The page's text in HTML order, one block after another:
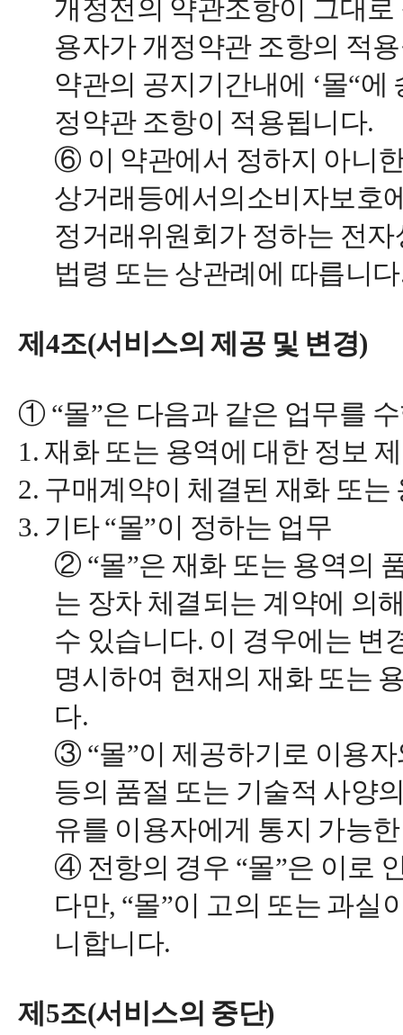
개정전의 약관조항이 그대
용자가 개정약관 조항의 적
약관의 공지기간내에 ‘몰“
정약관 조항이 적용됩니다.
⑥ 이 약관에서 정하지 아니
상거래등에서의소비자보호
정거래위원회가 정하는 전
법령 또는 상관례에 따릅니
제4조(서비스의 제공 및 변경)
① “몰”은 다음과 같은 업무를
1. 재화 또는 용역에 대한 정보
2. 구매계약이 체결된 재화 또
3. 기타 “몰”이 정하는 업무
② “몰”은 재화 또는 용역의
는 장차 체결되는 계약에 의
수 있습니다. 이 경우에는 변
명시하여 현재의 재화 또는
다.
③ “몰”이 제공하기로 이용
등의 품절 또는 기술적 사양
유를 이용자에게 통지 가능
④ 전항의 경우 “몰”은 이로
다만, “몰”이 고의 또는 과실
니합니다.
제5조(서비스의 중단)